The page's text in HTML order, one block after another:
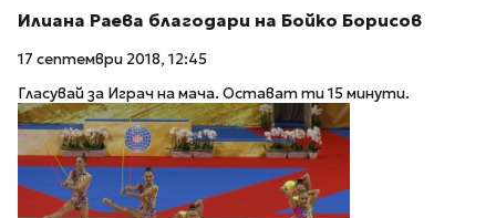
Илиана Раева благодари на Бойко Борисов
17 септември 2018, 12:45
Гласувай за Играч на мача. Остават ти 15 минути.